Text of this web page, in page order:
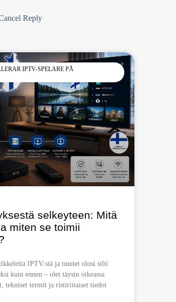
Reply
IPTV-SPELARE PÅ
selkeyteen: Mitä
miten se toimii
IPTV:stä ja tunnet olosi silti
kuin ennen – olet täysin oikeassa
tekniset termit ja ristiriitaiset tiedot